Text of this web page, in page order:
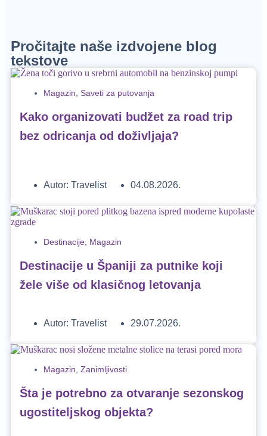
Pročitajte naše izdvojene blog
tekstove
Magazin Saveti za putovanja
Kako organizovati budžet za road trip
bez odricanja od doživljaja?
Autor: Travelist 04.08.2026.
Destinacije Magazin
Destinacije u Španiji za putnike koji
žele više od klasičnog letovanja
Autor: Travelist 29.07.2026.
Magazin Zanimljivosti
Šta je potrebno za otvaranje sezonskog
ugostiteljskog objekta?